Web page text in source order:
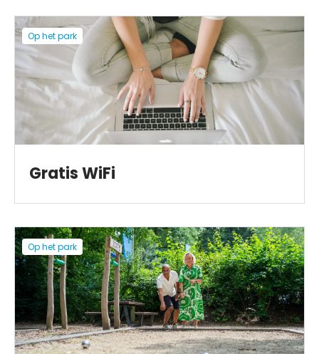
Op het park
Gratis WiFi
Op het park